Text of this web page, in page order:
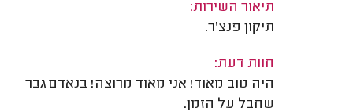
תיאור השירות:
תיקון פנצ'ר.
חוות דעת:
היה טוב מאוד! אני מאוד מרוצה! בנאדם גבר
שחבל על הזמן.